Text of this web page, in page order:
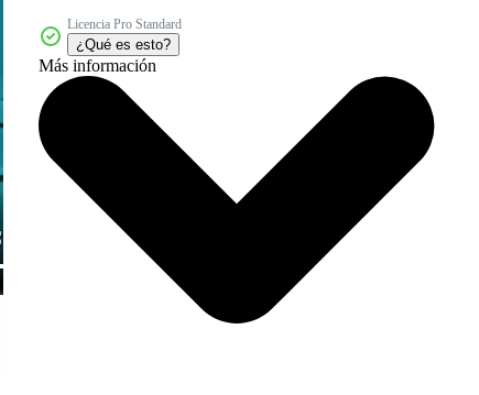
Licencia Pro Standard
¿Qué es esto?
Más información